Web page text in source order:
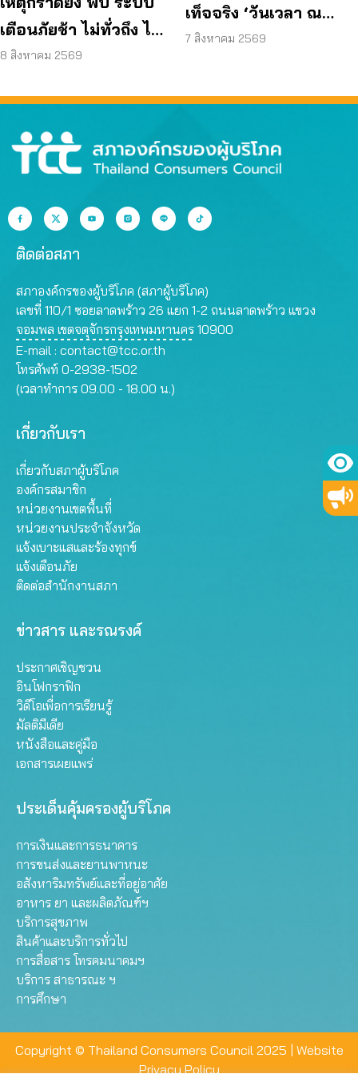
เตือนภัยช้า ไม่ทั่วถึง ไม่
ชัดเจน
8 สิงหาคม 2569
เท็จจริง ‘วันเวลา ณ
เจ้าพระยา’ ยืนยันมีถนน
7 สิงหาคม 2569
ติดต่อสภา
สภาองค์กรของผู้บริโภค (สภาผู้บริโภค)
เลขที่ 110/1 ซอยลาดพร้าว 26 แยก 1-2 ถนนลาดพร้าว แขวง
จอมพล เขตจตุจักรกรุงเทพมหานคร 10900
E-mail : contact@tcc.or.th
โทรศัพท์ 0-2938-1502
(เวลาทำการ 09.00 - 18.00 น.)
เกี่ยวกับเรา
เกี่ยวกับสภาผู้บริโภค
องค์กรสมาชิก
หน่วยงานเขตพื้นที่
หน่วยงานประจำจังหวัด
แจ้งเบาะแสและร้องทุกข์
แจ้งเตือนภัย
ติดต่อสำนักงานสภา
ข่าวสาร และรณรงค์
ประกาศเชิญชวน
อินโฟกราฟิก
วิดีโอเพื่อการเรียนรู้
มัลติมีเดีย
หนังสือและคู่มือ
เอกสารเผยแพร่
ประเด็นคุ้มครองผู้บริโภค
การเงินและการธนาคาร
การขนส่งและยานพาหนะ
อสังหาริมทรัพย์และที่อยู่อาศัย
อาหาร ยา และผลิตภัณฑ์ฯ
บริการสุขภาพ
สินค้าและบริการทั่วไป
การสื่อสาร โทรคมนาคมฯ
บริการ สาธารณะ ฯ
การศึกษา
Copyright © Thailand Consumers Council 2025 | Website
Privacy Policy